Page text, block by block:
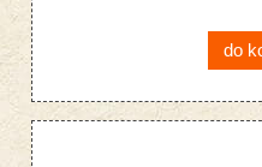
do